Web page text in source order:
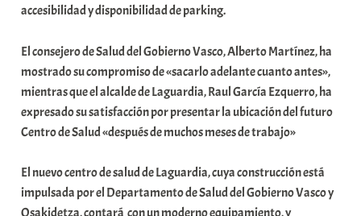
n
t
a
t
e
a
accesibilidad y disponibilidad de parking.
El consejero de Salud del Gobierno Vasco, Alberto Martínez, ha
mostrado su compromiso de «sacarlo adelante cuanto antes»,
mientras que el alcalde de Laguardia, Raul García Ezquerro, ha
expresado su satisfacción por presentar la ubicación del futuro
Centro de Salud «después de muchos meses de trabajo»
El nuevo centro de salud de Laguardia, cuya construcción está
impulsada por el Departamento de Salud del Gobierno Vasco y